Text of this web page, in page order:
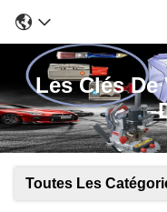
Les Clés De
Toutes Les